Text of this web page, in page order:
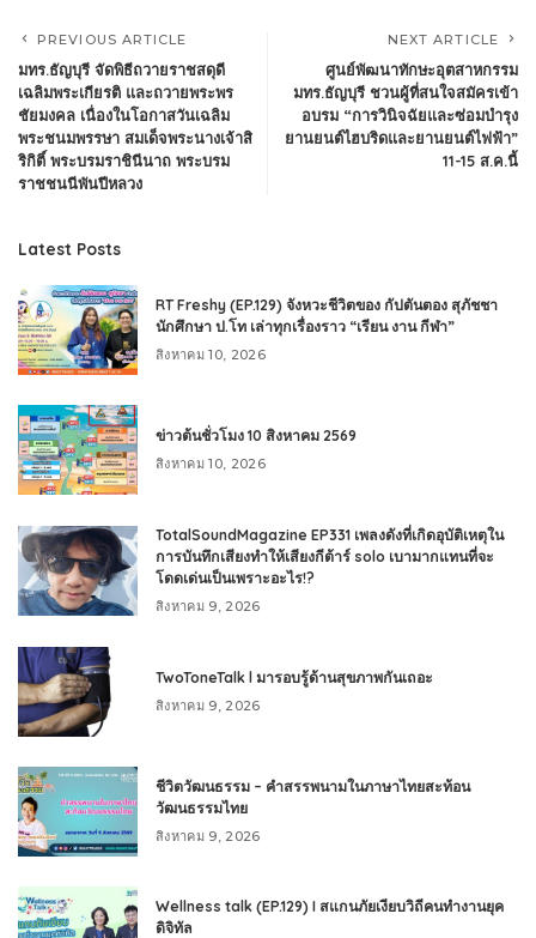
PREVIOUS ARTICLE
มทร.ธัญบุรี จัดพิธีถวายราชสดุดี
เฉลิมพระเกียรติ และถวายพระพร
ชัยมงคล เนื่องในโอกาสวันเฉลิม
พระชนมพรรษา สมเด็จพระนางเจ้าสิ
ริกิติ์ พระบรมราชินีนาถ พระบรม
ราชชนนีพันปีหลวง
NEXT ARTICLE
ศูนย์พัฒนาทักษะอุตสาหกรรม
มทร.ธัญบุรี ชวนผู้ที่สนใจสมัครเข้า
อบรม “การวินิจฉัยและซ่อมบํารุง
ยานยนต์ไฮบริดและยานยนต์ไฟฟ้า”
11-15 ส.ค.นี้
Latest Posts
RT Freshy (EP.129) จังหวะชีวิตของ กัปตันตอง สุภัชชา
นักศึกษา ป.โท เล่าทุกเรื่องราว “เรียน งาน กีฬา”
สิงหาคม 10, 2026
ข่าวต้นชั่วโมง 10 สิงหาคม 2569
สิงหาคม 10, 2026
TotalSoundMagazine EP331 เพลงดังที่เกิดอุบัติเหตุใน
การบันทึกเสียงทำให้เสียงกีต้าร์ solo เบามากแทนที่จะ
โดดเด่นเป็นเพราะอะไร!?
สิงหาคม 9, 2026
TwoToneTalk l มารอบรู้ด้านสุขภาพกันเถอะ
สิงหาคม 9, 2026
ชีวิตวัฒนธรรม – คำสรรพนามในภาษาไทยสะท้อน
วัฒนธรรมไทย
สิงหาคม 9, 2026
Wellness talk (EP.129) I สแกนภัยเงียบวิถีคนทำงานยุค
ดิจิทัล